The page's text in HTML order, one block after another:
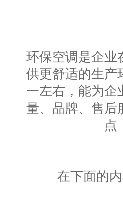
环保空调是企业
供更舒适的生产
一左右，能为企
量、品牌、售后
点
在下面的